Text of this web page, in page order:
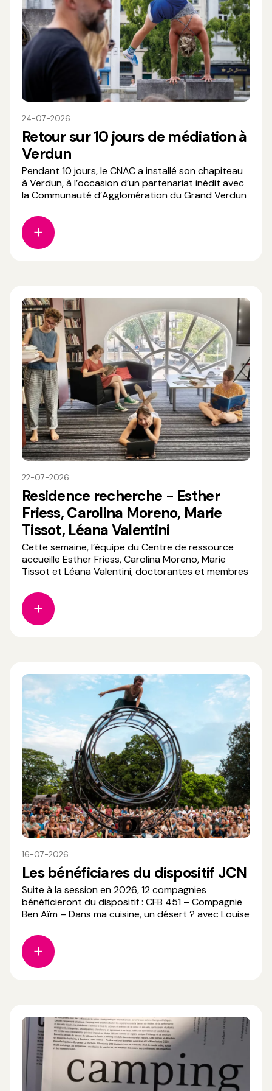
24-07-2026
Retour sur 10 jours de médiation à
Verdun
Pendant 10 jours, le CNAC a installé son chapiteau
à Verdun, à l’occasion d’un partenariat inédit avec
la Communauté d’Agglomération du Grand Verdun
d'intérêt national, mention art et création pour le
cirque. Pour accompagner les deux
représentations du
22-07-2026
Residence recherche - Esther
Friess, Carolina Moreno, Marie
Tissot, Léana Valentini
Cette semaine, l’équipe du Centre de ressource
accueille Esther Friess, Carolina Moreno, Marie
Tissot et Léana Valentini, doctorantes et membres
projet « Soutien à la recherche en cirque 2026 » du
CNAC, elles se retrouvent pour une résidence d
16-07-2026
Les bénéficiares du dispositif JCN
Suite à la session en 2026, 12 compagnies
bénéficieront du dispositif : CFB 451 – Compagnie
Ben Aïm – Dans ma cuisine, un désert ? avec Louise
Sensibles – Sensible avec Iban Miremont (ESACTO-
Lido) La Fauve – Cosmo Bronco avec Shay Shaul et
Mathilde Hardel